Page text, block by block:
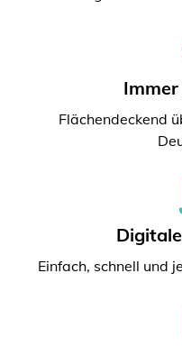
Flächendeckend
Einfach, schnell und